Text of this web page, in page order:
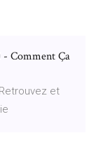
Comment Ça
et